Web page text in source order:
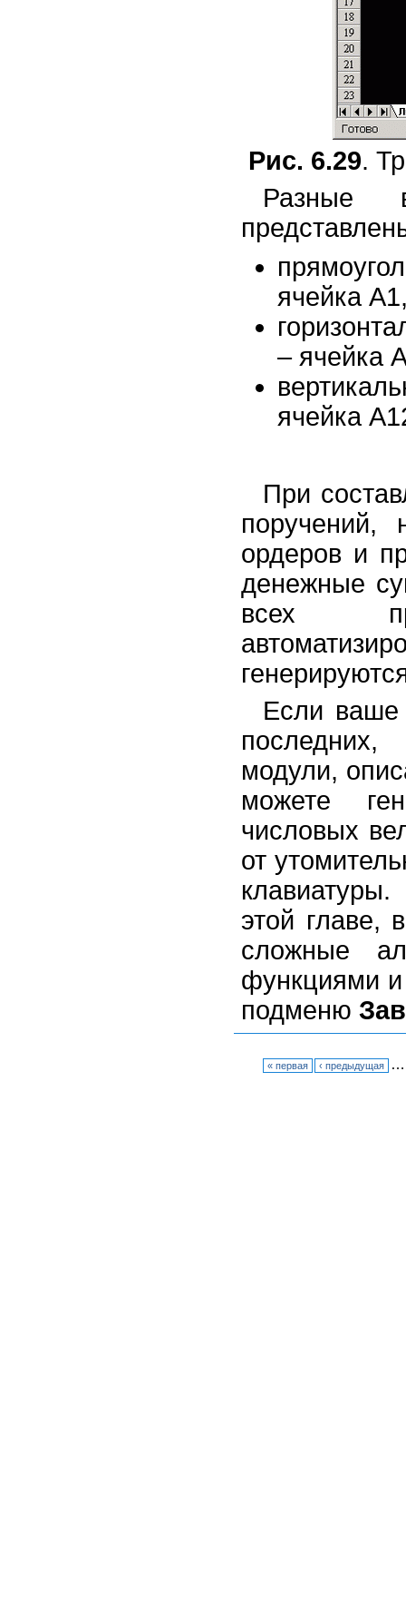
Рис. 6.29.
Разные
ячейка
– ячейка
ячейка
При
поручений,
ордеров и
денежные
всех
Если ваше
модули,
можете
числовых
от
этой главе,
сложные
функциями и
подменю
« первая ‹ предыдущая …